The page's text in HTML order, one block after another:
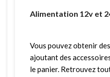
Alimentation 12v et
Vous pouvez obtenir
ajoutant des
le panier. Retrouvez